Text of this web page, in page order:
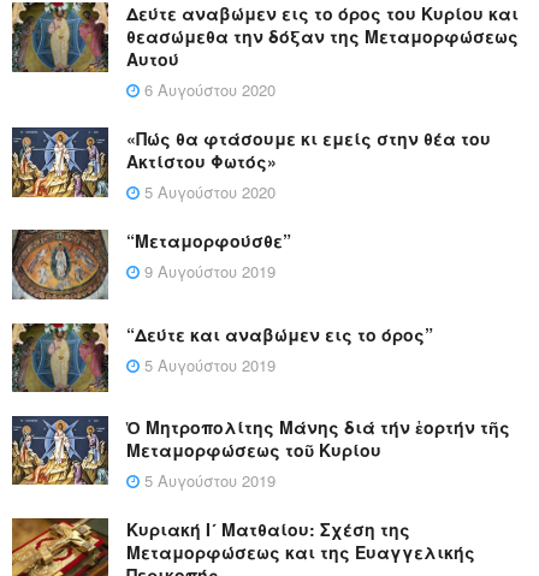
Δεύτε αναβώμεν εις το όρος του Κυρίου και
θεασώμεθα την δόξαν της Μεταμορφώσεως
Αυτού
6 Αυγούστου 2020
«Πώς θα φτάσουμε κι εμείς στην θέα του
Ακτίστου Φωτός»
5 Αυγούστου 2020
“Μεταμορφούσθε”
9 Αυγούστου 2019
“Δεύτε και αναβώμεν εις το όρος”
5 Αυγούστου 2019
Ὁ Μητροπολίτης Μάνης διά τήν ἑορτήν τῆς
Μεταμορφώσεως τοῦ Κυρίου
5 Αυγούστου 2019
Κυριακή Ι´ Ματθαίου: Σχέση της
Μεταμορφώσεως και της Ευαγγελικής